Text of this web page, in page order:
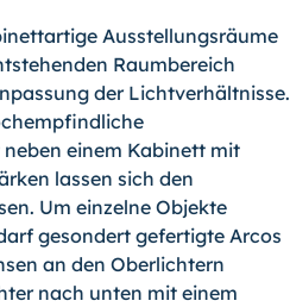
Ausstel­lungsräume
Raumbereich
der Lichtverhältnisse.
einem Kabinett mit
lassen sich den
Um einzelne Objekte
gesondert gefertigte Arcos
an den Oberlichtern
nach unten mit einem